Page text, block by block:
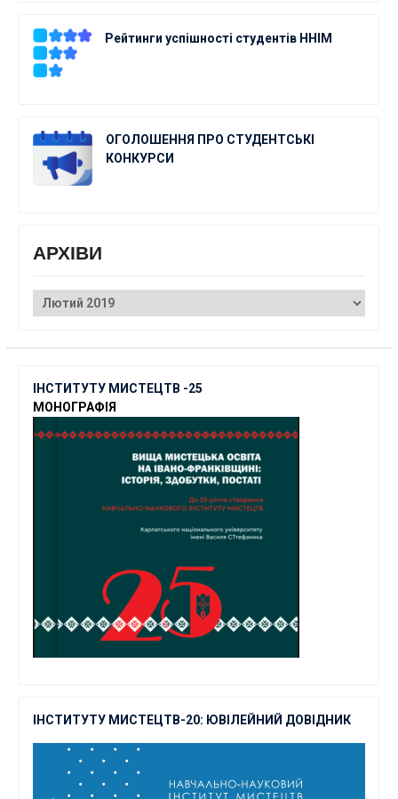
Рейтинги успішності студентів ННІМ
ОГОЛОШЕННЯ ПРО СТУДЕНТСЬКІ
КОНКУРСИ
АРХІВИ
АРХІВИ
ІНСТИТУТУ МИСТЕЦТВ -25
МОНОГРАФІЯ
ІНСТИТУТУ МИСТЕЦТВ-20: ЮВІЛЕЙНИЙ ДОВІДНИК